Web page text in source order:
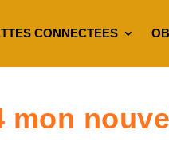
CONNECTEES
mon